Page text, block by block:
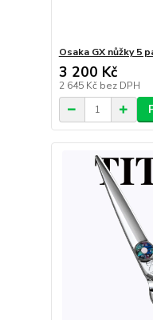
Osaka GX nůžky 5
3 200 Kč
2 645 Kč bez DPH